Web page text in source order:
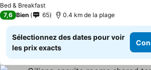
Bed & Breakfast
7,6 Bien 65 0.4 km de la plage
Sélectionnez des dates pour voir
les prix exacts